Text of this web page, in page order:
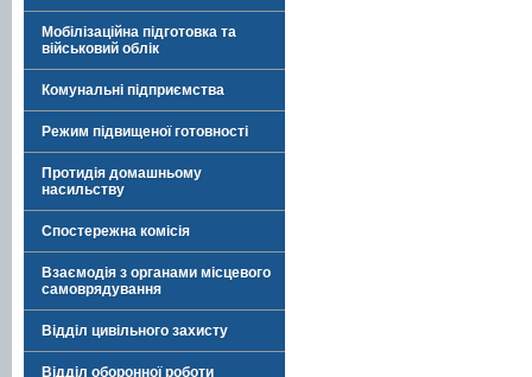
Мобілізаційна підготовка та
військовий облік
Комунальні підприємства
Режим підвищеної готовності
Протидія домашньому
насильству
Спостережна комісія
Взаємодія з органами місцевого
самоврядування
Відділ цивільного захисту
Відділ оборонної роботи